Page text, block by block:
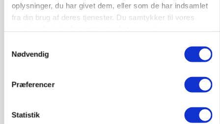
oplysninger, du har givet dem, eller som de har indsamlet
fra din brug af deres tjenester. Du samtykker til vores
Nødvendig
Præferencer
Statistik
Russisk mælkepris dykker 23 procent